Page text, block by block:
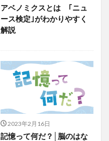
アベノミクスとは ｢ニュ
ース検定｣がわかりやすく
解説
2023年2月16日
記憶って何だ？│脳のはな